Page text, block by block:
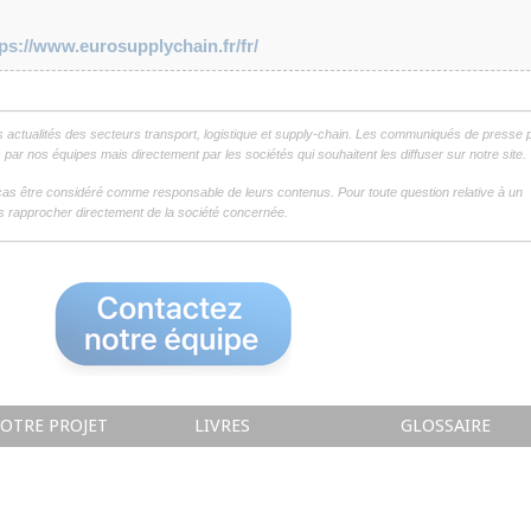
www.eurosupplychain.fr/fr/
actualités des secteurs transport, logistique et supply-chain. Les communiqués de presse
nos équipes mais directement par les sociétés qui souhaitent les diffuser sur notre site.
être considéré comme responsable de leurs contenus. Pour toute question relative à un
directement de la société concernée.
PROJET LIVRES GLOSSAIRE